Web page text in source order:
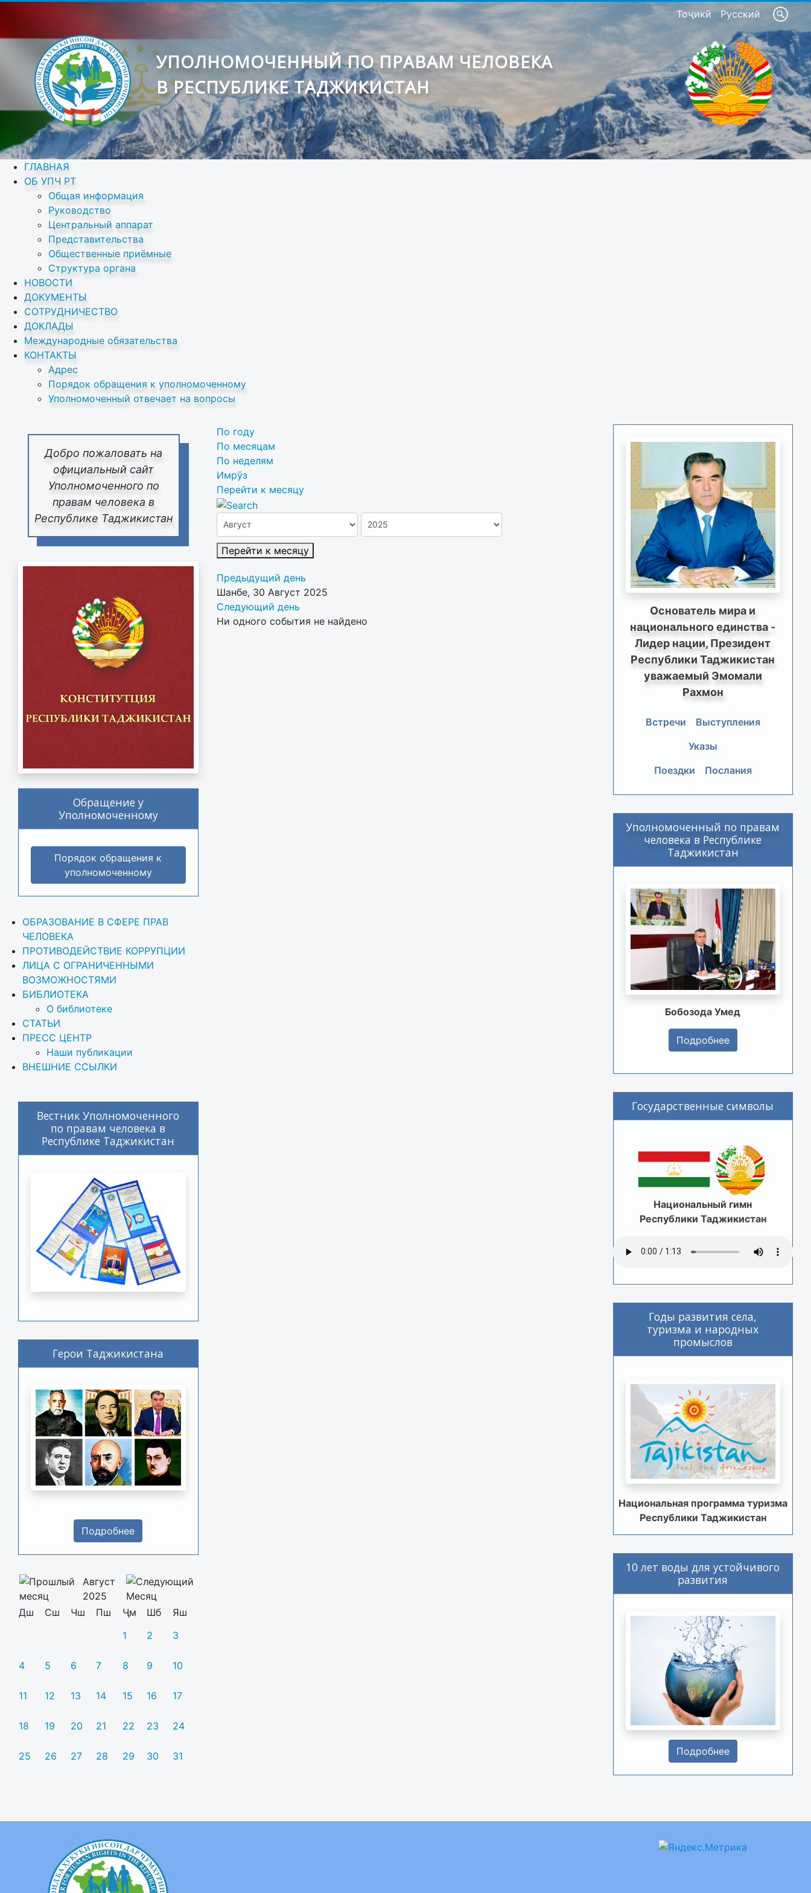
Тоҷикӣ Русский
УПОЛНОМОЧЕННЫЙ ПО ПРАВАМ ЧЕЛОВЕКА
В РЕСПУБЛИКЕ ТАДЖИКИСТАН
ГЛАВНАЯ
ОБ УПЧ РТ
Общая информация
Руководство
Центральный аппарат
Представительства
Общественные приёмные
Структура органа
НОВОСТИ
ДОКУМЕНТЫ
СОТРУДНИЧЕСТВО
ДОКЛАДЫ
Международные обязательства
КОНТАКТЫ
Адрес
Порядок обращения к уполномоченному
Уполномоченный отвечает на вопросы
Добро пожаловать на
официальный сайт
Уполномоченного по
правам человека в
Республике Таджикистан
Обращение у
Уполномоченному
Порядок обращения к
уполномоченному
ОБРАЗОВАНИЕ В СФЕРЕ ПРАВ
ЧЕЛОВЕКА
ПРОТИВОДЕЙСТВИЕ КОРРУПЦИИ
ЛИЦА С ОГРАНИЧЕННЫМИ
ВОЗМОЖНОСТЯМИ
БИБЛИОТЕКА
О библиотеке
СТАТЬИ
ПРЕСС ЦЕНТР
Наши публикации
ВНЕШНИЕ ССЫЛКИ
Вестник Уполномоченного
по правам человека в
Республике Таджикистан
Герои Таджикистана
Подробнее
Август
2025
Дш
Сш Чш Пш Ҷм Шб
Яш
1
2 3
4 5 6 7 8 9 10
11 12 13 14 15 16 17
18 19 20 21 22 23 24
25 26 27 28 29 30 31
По году
По месяцам
По неделям
Имрӯз
Перейти к месяцу
Перейти к месяцу
Предыдущий день
Шанбе, 30 Август 2025
Следующий день
Ни одного события не найдено
Основатель мира и
национального единства -
Лидер нации, Президент
Республики Таджикистан
уважаемый Эмомали
Рахмон
Встречи
Выступления
Указы
Поездки
Послания
Уполномоченный по правам
человека в Республике
Таджикистан
Бобозода Умед
Подробнее
Государственные символы
Национальный гимн
Республики Таджикистан
Годы развития села,
туризма и народных
промыслов
Национальная программа туризма
Республики Таджикистан
10 лет воды для устойчивого
развития
Подробнее